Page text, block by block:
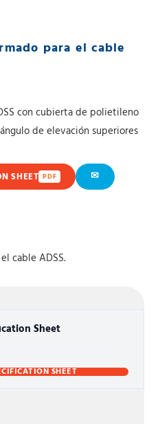
para el cable
con cubierta de polietileno
de elevación superiores
SHEET PDF ✉
cable ADSS.
Sheet
SHEET